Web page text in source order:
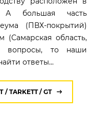
А большая часть
(ПВХ-покрытий)
(Самарская область,
вопросы, то наши
ответы...
TARKETT / GT